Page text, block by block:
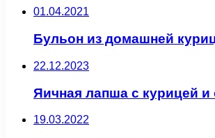
01.04.2021
Бульон из домашней
22.12.2023
Яичная лапша с курицей
19.03.2022